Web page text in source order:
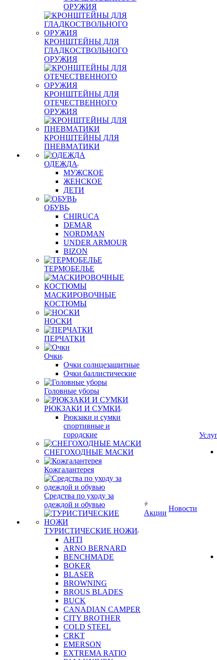
ОРУЖИЯ
КРОНШТЕЙНЫ ДЛЯ
ГЛАДКОСТВОЛЬНОГО
ОРУЖИЯ
КРОНШТЕЙНЫ ДЛЯ
ОТЕЧЕСТВЕННОГО
ОРУЖИЯ
КРОНШТЕЙНЫ ДЛЯ
ПНЕВМАТИКИ
ОДЕЖДА
МУЖСКОЕ
ЖЕНСКОЕ
ДЕТИ
ОБУВЬ
CHIRUCA
DEMAR
NORDMAN
UNDER ARMOUR
BIZON
ТЕРМОБЕЛЬЕ
МАСКИРОВОЧНЫЕ
КОСТЮМЫ
НОСКИ
ПЕРЧАТКИ
Очки
Очки солнцезащитные
Очки баллистические
Головные уборы
РЮКЗАКИ И СУМКИ
Рюкзаки и сумки
спортивные и
городские
СНЕГОХОДНЫЕ МАСКИ
Кожгалантерея
Средства по уходу за
одеждой и обувью
ТУРИСТИЧЕСКИЕ НОЖИ
AHTI
ARNO BERNARD
BENCHMADE
BOKER
BLASER
BROWNING
BROUS BLADES
BUCK
CANADIAN CAMPER
CITY BROTHER
COLD STEEL
CRKT
EMERSON
EXTREMA RATIO
Акции
Новости